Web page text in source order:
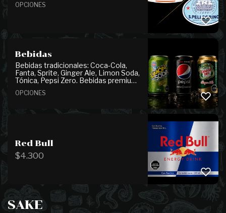
OPCIONES
Bebidas
Bebidas tradicionales: Coca-Cola,
Fanta, Sprite, Ginger Ale, Limon Soda,
Tónica, Pepsi Zero. Bebidas premium:
Beer, Tonic Water.
OPCIONES
Red Bull
$4.300
SAKE